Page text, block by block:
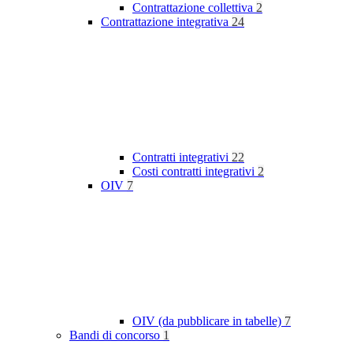
Contrattazione collettiva 2
Contrattazione integrativa 24
Contratti integrativi 22
Costi contratti integrativi 2
OIV 7
OIV (da pubblicare in tabelle) 7
Bandi di concorso 1